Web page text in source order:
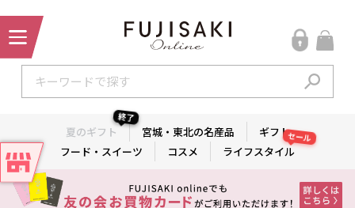
夏のギフト
終了
宮城・東北の名産品
ギフト
フード・スイーツ
コスメ ライフスタイル
セール